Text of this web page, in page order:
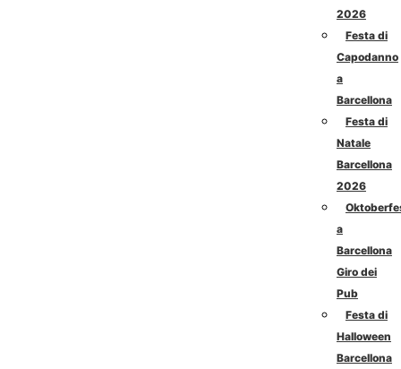
2026
Festa di
Capodanno
a
Barcellona
Festa di
Natale
Barcellona
2026
a
Barcellona
Giro dei
Pub
Festa di
Halloween
Barcellona